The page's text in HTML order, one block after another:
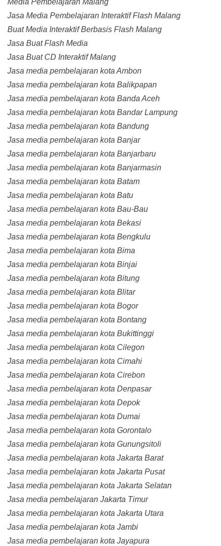
Media Pembelajaran Malang
Jasa Media Pembelajaran Interaktif Flash Malang
Buat Media Interaktif Berbasis Flash Malang
Jasa Buat Flash Media
Jasa Buat CD Interaktif Malang
Jasa media pembelajaran kota Ambon
Jasa media pembelajaran kota Balikpapan
Jasa media pembelajaran kota Banda Aceh
Jasa media pembelajaran kota Bandar Lampung
Jasa media pembelajaran kota Bandung
Jasa media pembelajaran kota Banjar
Jasa media pembelajaran kota Banjarbaru
Jasa media pembelajaran kota Banjarmasin
Jasa media pembelajaran kota Batam
Jasa media pembelajaran kota Batu
Jasa media pembelajaran kota Bau-Bau
Jasa media pembelajaran kota Bekasi
Jasa media pembelajaran kota Bengkulu
Jasa media pembelajaran kota Bima
Jasa media pembelajaran kota Binjai
Jasa media pembelajaran kota Bitung
Jasa media pembelajaran kota Blitar
Jasa media pembelajaran kota Bogor
Jasa media pembelajaran kota Bontang
Jasa media pembelajaran kota Bukittinggi
Jasa media pembelajaran kota Cilegon
Jasa media pembelajaran kota Cimahi
Jasa media pembelajaran kota Cirebon
Jasa media pembelajaran kota Denpasar
Jasa media pembelajaran kota Depok
Jasa media pembelajaran kota Dumai
Jasa media pembelajaran kota Gorontalo
Jasa media pembelajaran kota Gunungsitoli
Jasa media pembelajaran kota Jakarta Barat
Jasa media pembelajaran kota Jakarta Pusat
Jasa media pembelajaran kota Jakarta Selatan
Jasa media pembelajaran Jakarta Timur
Jasa media pembelajaran kota Jakarta Utara
Jasa media pembelajaran kota Jambi
Jasa media pembelajaran kota Jayapura